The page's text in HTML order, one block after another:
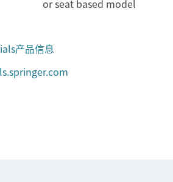
or seat based model
产品信息